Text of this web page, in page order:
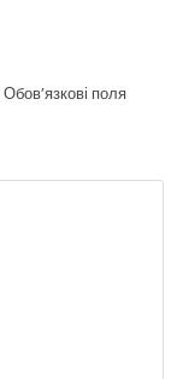
Обов’язкові поля